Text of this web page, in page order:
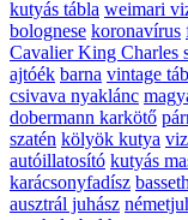
kutyás tábla weimari
bolognese koronavírus
Cavalier King Charles
ajtóék barna vintage
csivava nyaklánc
dobermann karkötő
szatén kölyök kutya
autóillatosító kutyás
karácsonyfadísz
ausztrál juhász